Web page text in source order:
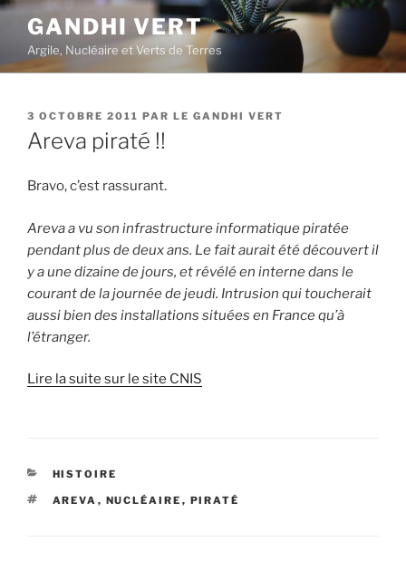
Aller
contenu
principal
GANDHI VERT
Argile, Nucléaire et Verts de Terres
PUBLIÉ
LE
3 OCTOBRE 2011 PAR LE GANDHI VERT
Areva piraté !!
Bravo, c’est rassurant.
Areva a vu son infrastructure informatique piratée
pendant plus de deux ans. Le fait aurait été découvert il
y a une dizaine de jours, et révélé en interne dans le
courant de la journée de jeudi. Intrusion qui toucherait
aussi bien des installations situées en France qu’à
l’étranger.
Lire la suite sur le site CNIS
CATÉGORIES
HISTOIRE
ÉTIQUETTES
AREVA , NUCLÉAIRE , PIRATÉ